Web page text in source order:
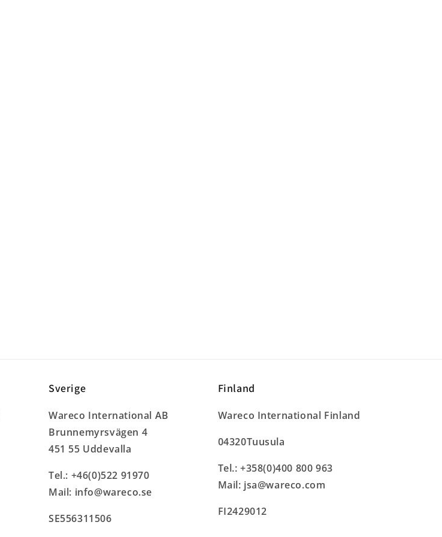
Sverige
Wareco International AB
Brunnemyrsvägen 4
451 55 Uddevalla
Tel.: +46(0)522 91970
Mail: info@wareco.se
SE556311506
Finland
Wareco International Finland
04320Tuusula
Tel.: +358(0)400 800 963
Mail: jsa@wareco.com
FI2429012